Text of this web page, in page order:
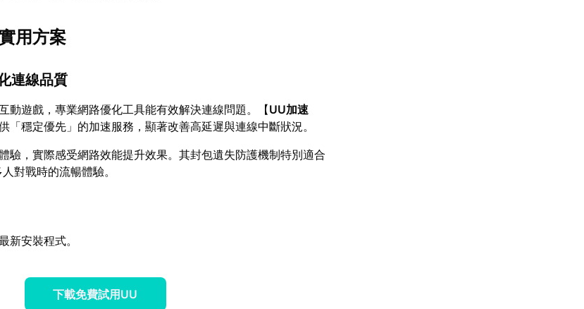
用方案
連線品質
動遊戲，專業網路優化工具能有效解決連線問題。【UU加速
「穩定優先」的加速服務，顯著改善高延遲與連線中斷狀況。
驗，實際感受網路效能提升效果。其封包遺失防護機制特別適合
對戰時的流暢體驗。
新安裝程式。
下載免費試用UU